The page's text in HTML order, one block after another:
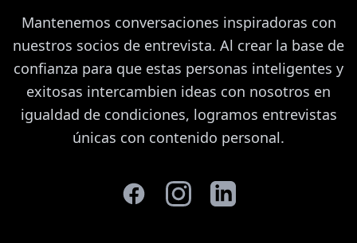
Mantenemos conversaciones inspiradoras con
nuestros socios de entrevista. Al crear la base de
confianza para que estas personas inteligentes y
exitosas intercambien ideas con nosotros en
igualdad de condiciones, logramos entrevistas
únicas con contenido personal.